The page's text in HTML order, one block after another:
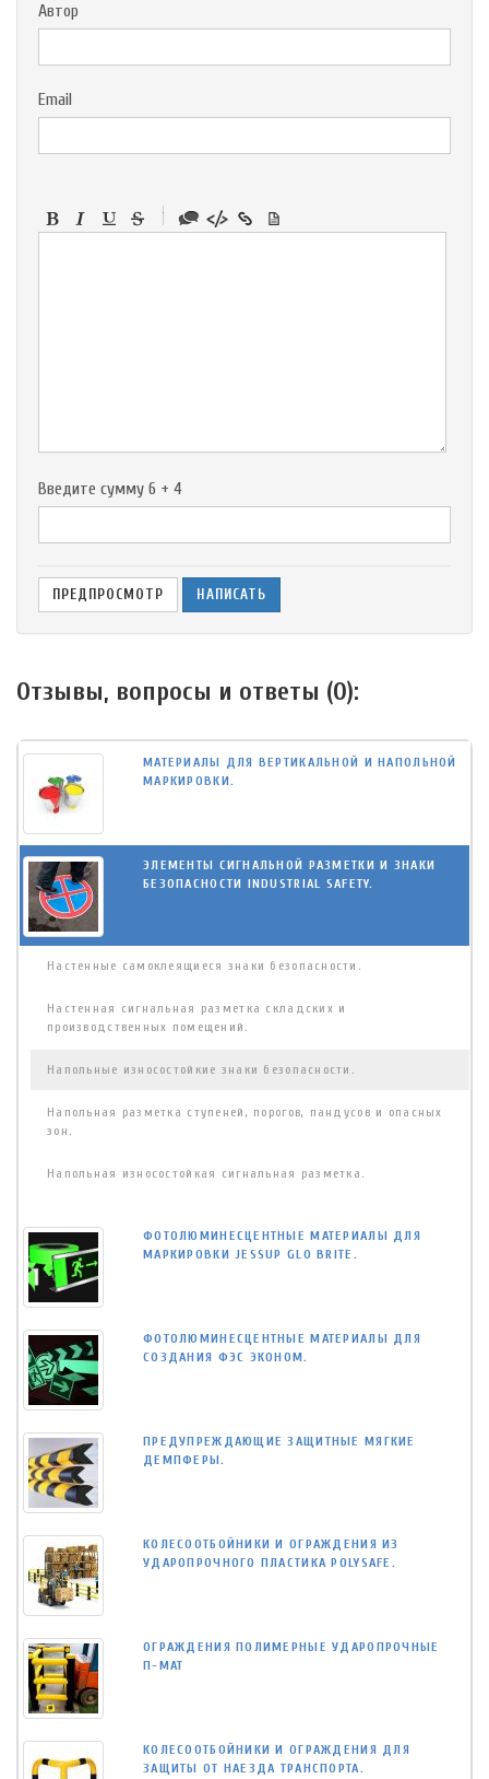
Автор
Email
-
-
Введите сумму 6 + 4
Отзывы, вопросы и ответы (0):
МАТЕРИАЛЫ ДЛЯ ВЕРТИКАЛЬНОЙ И НАПОЛЬНОЙ
МАРКИРОВКИ.
ЭЛЕМЕНТЫ СИГНАЛЬНОЙ РАЗМЕТКИ И ЗНАКИ
БЕЗОПАСНОСТИ INDUSTRIAL SAFETY.
Настенные самоклеящиеся знаки безопасности.
Настенная сигнальная разметка складских и
производственных помещений.
Напольные износостойкие знаки безопасности.
Напольная разметка ступеней, порогов, пандусов и опасных
зон.
Напольная износостойкая сигнальная разметка.
ФОТОЛЮМИНЕСЦЕНТНЫЕ МАТЕРИАЛЫ ДЛЯ
МАРКИРОВКИ JESSUP GLO BRITE.
ФОТОЛЮМИНЕСЦЕНТНЫЕ МАТЕРИАЛЫ ДЛЯ
СОЗДАНИЯ ФЭС ЭКОНОМ.
ПРЕДУПРЕЖДАЮЩИЕ ЗАЩИТНЫЕ МЯГКИЕ
ДЕМПФЕРЫ.
КОЛЕСООТБОЙНИКИ И ОГРАЖДЕНИЯ ИЗ
УДАРОПРОЧНОГО ПЛАСТИКА POLYSAFE.
ОГРАЖДЕНИЯ ПОЛИМЕРНЫЕ УДАРОПРОЧНЫЕ
П-МАТ
КОЛЕСООТБОЙНИКИ И ОГРАЖДЕНИЯ ДЛЯ
ЗАЩИТЫ ОТ НАЕЗДА ТРАНСПОРТА.